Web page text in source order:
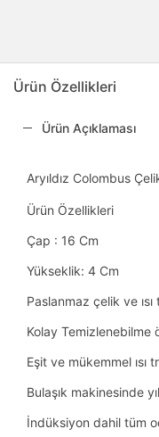
Ürün Özellikleri
Ürün Açıklaması
Aryıldız Colombus
Ürün Özellikleri
Çap : 16 Cm
Yükseklik: 4 Cm
Paslanmaz çelik ve
Kolay Temizlenebilme
Eşit ve mükemmel ısı
Bulaşık makinesinde
İndüksiyon dahil tüm